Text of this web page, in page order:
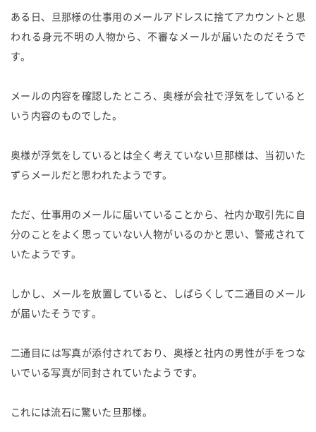
ある日、旦那様の仕事用のメールアドレスに捨てアカウントと思
われる身元不明の人物から、不審なメールが届いたのだそうで
す。
メールの内容を確認したところ、奥様が会社で浮気をしていると
いう内容のものでした。
奥様が浮気をしているとは全く考えていない旦那様は、当初いた
ずらメールだと思われたようです。
ただ、仕事用のメールに届いていることから、社内か取引先に自
分のことをよく思っていない人物がいるのかと思い、警戒されて
いたようです。
しかし、メールを放置していると、しばらくして二通目のメール
が届いたそうです。
二通目には写真が添付されており、奥様と社内の男性が手をつな
いでいる写真が同封されていたようです。
これには流石に驚いた旦那様。